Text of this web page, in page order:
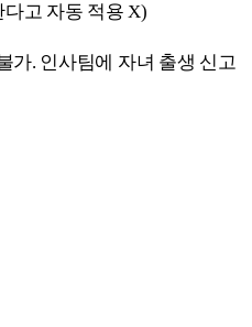
고 자동 적용 X)
가. 인사팀에 자녀 출생 신고